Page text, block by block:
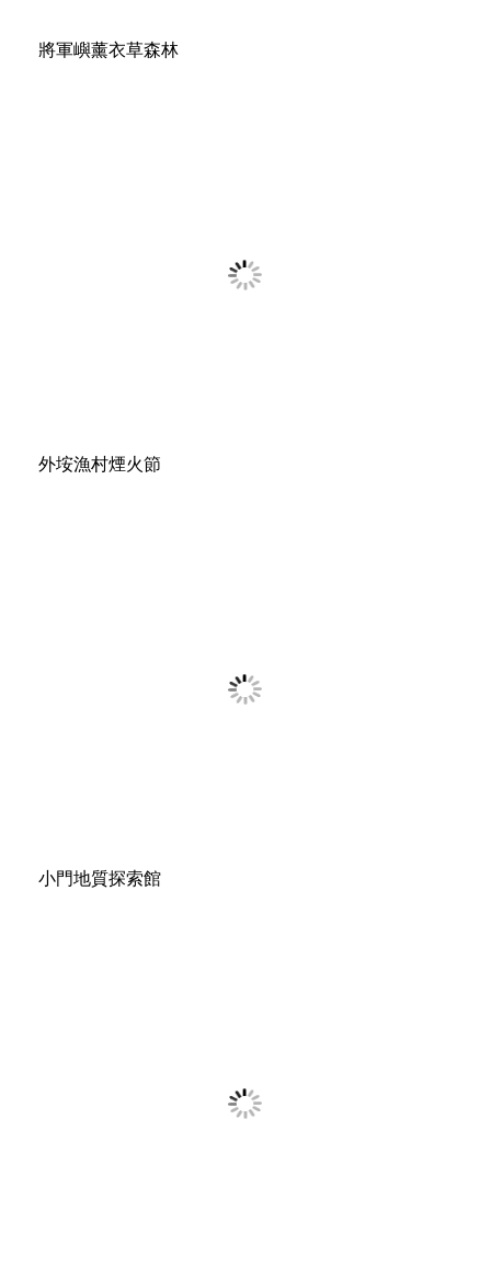
將軍嶼薰衣草森林
外垵漁村煙火節
小門地質探索館